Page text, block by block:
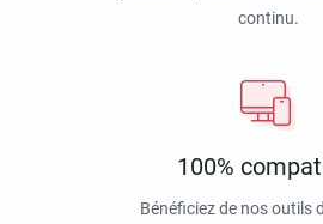
continu.
100%
Bénéficiez de nos outils